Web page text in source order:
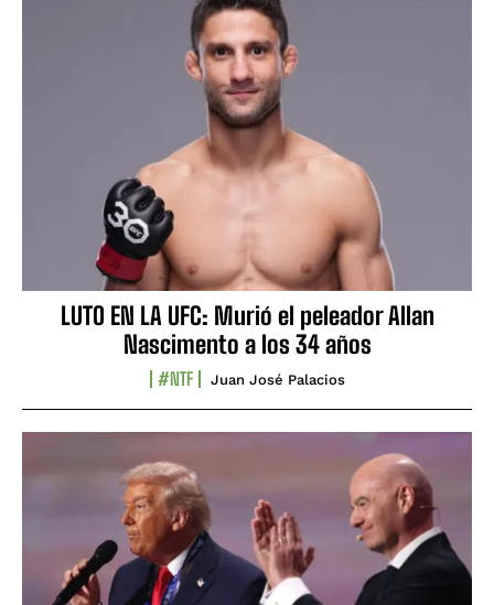
LUTO EN LA UFC: Murió el peleador Allan
Nascimento a los 34 años
#NTF Juan José Palacios